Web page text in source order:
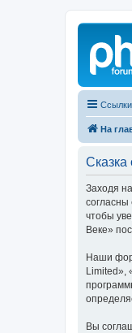
Ссылки
На
Заходя
чтобы
Веке»
Наши
Limited»,
Вы